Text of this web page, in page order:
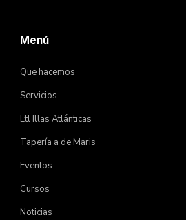
Menú
Que hacemos
Servicios
Etl Illas Atlánticas
Tapería a de Maris
Eventos
Cursos
Noticias